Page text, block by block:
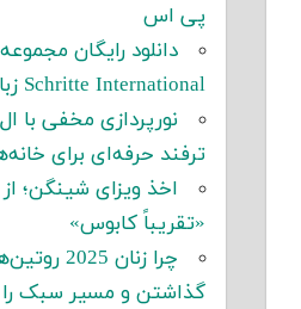
پی اس
دانلود رایگان
Schritte International زبان آلمانی
ترفند حرفه‌ای برای
اخذ ویزای شینگن؛
«تقریباً کابوس»
چرا زنان
گذاشتن و مسیر سبک را